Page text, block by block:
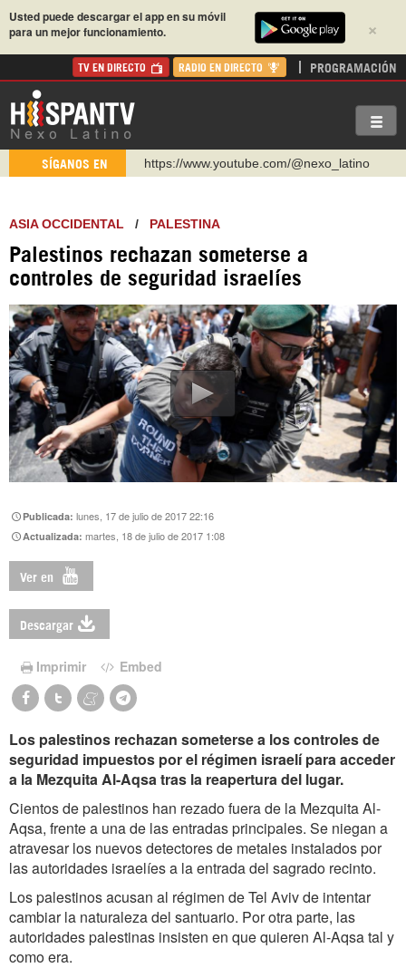
×
Usted puede descargar el app en su móvil
para un mejor funcionamiento.
TV EN DIRECTO RADIO EN DIRECTO PROGRAMACIÓN
SÍGANOS EN
https://www.youtube.com/@nexo_latino
https://t.me/hispantvcanal
https://urmedium.com/c/hispantv
WhatsApp y Viber: +98 921 79 29 404
https://www.facebook.com/Nexolatino.Canal
ASIA OCCIDENTAL / PALESTINA
Palestinos rechazan someterse a
controles de seguridad israelíes
Publicada:lunes, 17 de julio de 2017 22:16
Actualizada:martes, 18 de julio de 2017 1:08
Ver en
Descargar
Imprimir Embed
Los palestinos rechazan someterse a los controles de
seguridad impuestos por el régimen israelí para acceder
a la Mezquita Al-Aqsa tras la reapertura del lugar.
Cientos de palestinos han rezado fuera de la Mezquita Al-
Aqsa, frente a una de las entradas principales. Se niegan a
atravesar los nuevos detectores de metales instalados por
las autoridades israelíes a la entrada del sagrado recinto.
Los palestinos acusan al régimen de Tel Aviv de intentar
cambiar la naturaleza del santuario. Por otra parte, las
autoridades palestinas insisten en que quieren Al-Aqsa tal y
como era.